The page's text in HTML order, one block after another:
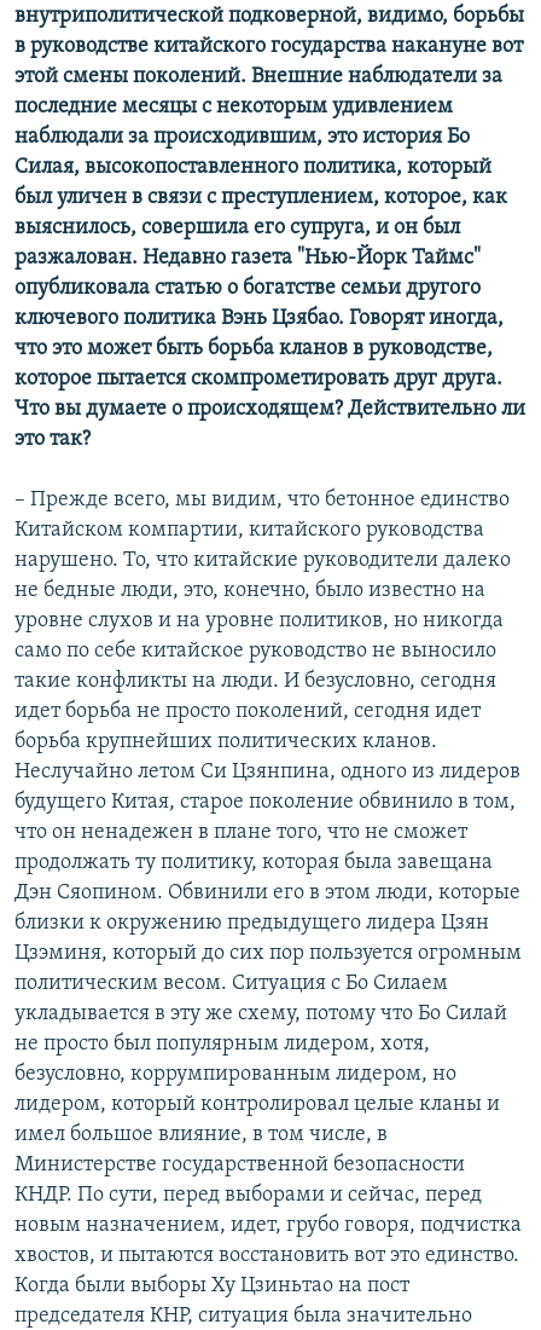
внутриполитической подковерной, видимо, борьбы
в руководстве китайского государства накануне вот
этой смены поколений. Внешние наблюдатели за
последние месяцы с некоторым удивлением
наблюдали за происходившим, это история Бо
Силая, высокопоставленного политика, который
был уличен в связи с преступлением, которое, как
выяснилось, совершила его супруга, и он был
разжалован. Недавно газета "Нью-Йорк Таймс"
опубликовала статью о богатстве семьи другого
ключевого политика Вэнь Цзябао. Говорят иногда,
что это может быть борьба кланов в руководстве,
которое пытается скомпрометировать друг друга.
Что вы думаете о происходящем? Действительно ли
это так?
– Прежде всего, мы видим, что бетонное единство
Китайском компартии, китайского руководства
нарушено. То, что китайские руководители далеко
не бедные люди, это, конечно, было известно на
уровне слухов и на уровне политиков, но никогда
само по себе китайское руководство не выносило
такие конфликты на люди. И безусловно, сегодня
идет борьба не просто поколений, сегодня идет
борьба крупнейших политических кланов.
Неслучайно летом Си Цзянпина, одного из лидеров
будущего Китая, старое поколение обвинило в том,
что он ненадежен в плане того, что не сможет
продолжать ту политику, которая была завещана
Дэн Сяопином. Обвинили его в этом люди, которые
близки к окружению предыдущего лидера Цзян
Цзэминя, который до сих пор пользуется огромным
политическим весом. Ситуация с Бо Силаем
укладывается в эту же схему, потому что Бо Силай
не просто был популярным лидером, хотя,
безусловно, коррумпированным лидером, но
лидером, который контролировал целые кланы и
имел большое влияние, в том числе, в
Министерстве государственной безопасности
КНДР. По сути, перед выборами и сейчас, перед
новым назначением, идет, грубо говоря, подчистка
хвостов, и пытаются восстановить вот это единство.
Когда были выборы Ху Цзиньтао на пост
председателя КНР, ситуация была значительно